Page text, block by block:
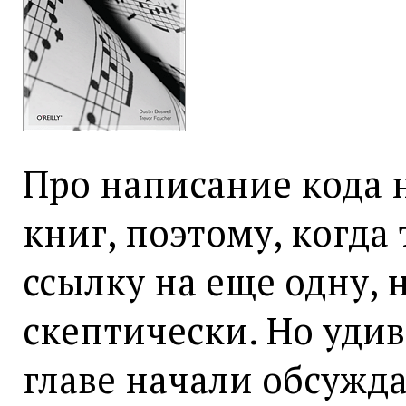
Про написание кода
книг, поэтому,
ссылку на еще одну,
скептически. Но
главе начали